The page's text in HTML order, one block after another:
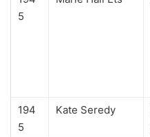
5
194
5
Kate Seredy